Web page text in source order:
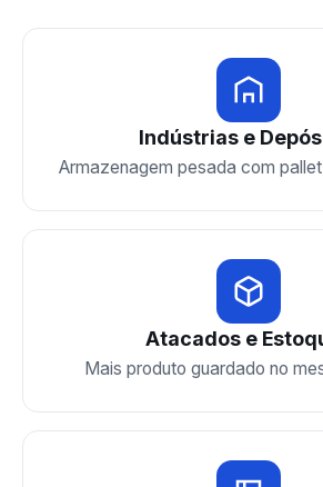
Indústrias e
Armazenagem pesada com
Atacados e
Mais produto guardado no